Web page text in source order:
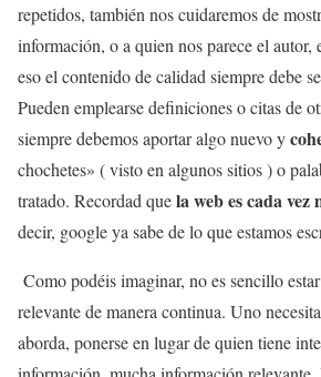
repetidos, también nos cuidaremos de
información, o a quien nos parece el autor,
eso el contenido de calidad siempre debe
Pueden emplearse definiciones o citas de
siempre debemos aportar algo nuevo y
chochetes» ( visto en algunos sitios ) o
tratado. Recordad quela web es cada vez
decir, google ya sabe de lo que estamos
Como podéis imaginar, no es sencillo
relevante de manera continua. Uno
aborda, ponerse en lugar de quien tiene